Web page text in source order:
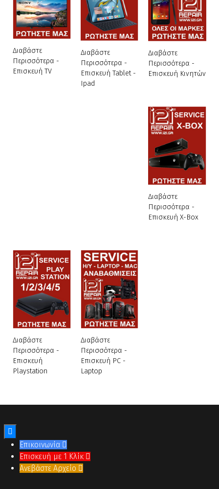
Διαβάστε
Περισσότερα -
Επισκευή TV
Διαβάστε
Περισσότερα -
Επισκευή Tablet -
Ipad
Διαβάστε
Περισσότερα -
Επισκευή Κινητών
Διαβάστε
Περισσότερα -
Επισκευή X-Box
Διαβάστε
Περισσότερα -
Επισκευή
Playstation
Διαβάστε
Περισσότερα -
Επισκευή PC -
Laptop

Επικοινωνία 
Επισκευή με 1 Κλίκ 
Ανεβάστε Αρχείο 